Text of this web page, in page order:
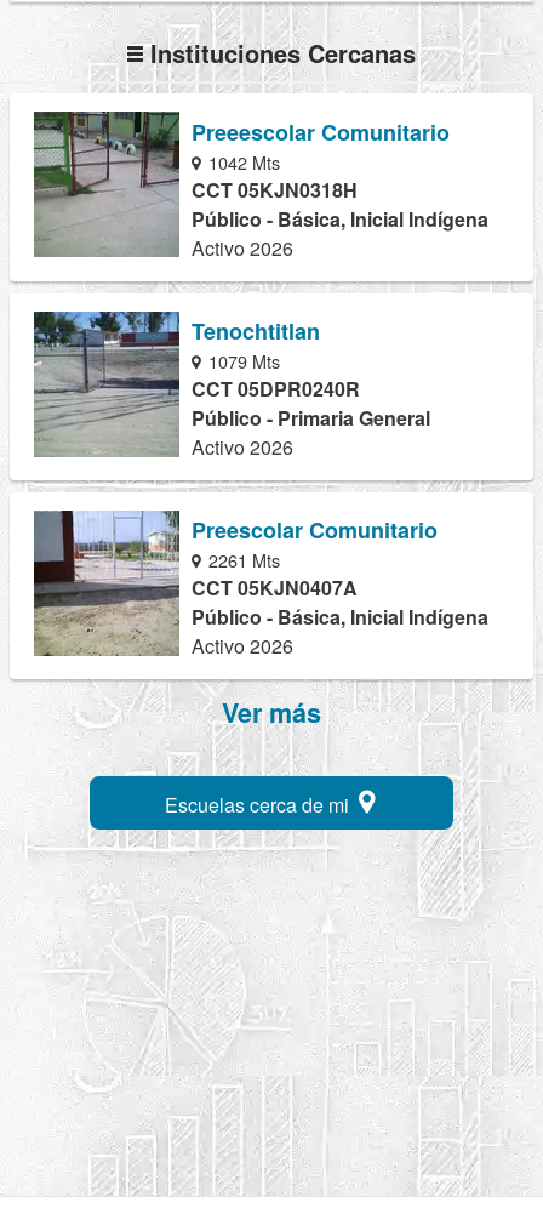
Instituciones Cercanas
Preeescolar Comunitario
1042 Mts
CCT 05KJN0318H
Público - Básica, Inicial Indígena
Activo 2026
Tenochtitlan
1079 Mts
CCT 05DPR0240R
Público - Primaria General
Activo 2026
Preescolar Comunitario
2261 Mts
CCT 05KJN0407A
Público - Básica, Inicial Indígena
Activo 2026
Ver más
Escuelas cerca de mi